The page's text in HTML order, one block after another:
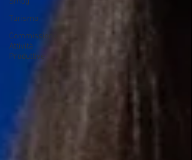
Turismo
Commissione
Attività
Produttive